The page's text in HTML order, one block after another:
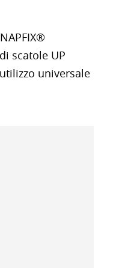
scatole UP
universale
60754-1